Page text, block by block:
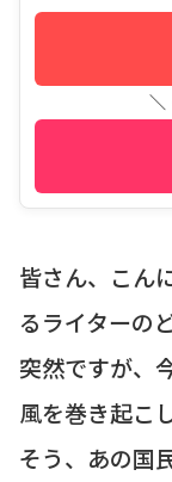
＼
皆さん、こん
るライターの
突然ですが、
風を巻き起こ
そう、あの国